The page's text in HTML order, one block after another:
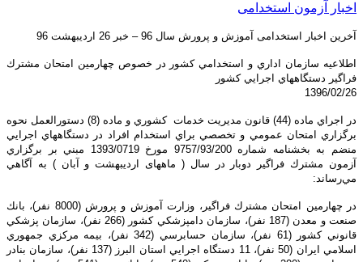
اخبار آزمون استخدامی
آخرین اخبار استخدامی آموزش و پرورش سال 96 – خبر 26 اردیبهشت 96
اطلاعيه سازمان اداري و استخدامي كشور در خصوص چهارمين امتحان مشترك
فراگير دستگاههاي اجرايي كشور
1396/02/26
در اجراي ماده (44) قانون مديريت خدمات كشوري و ماده (8) دستورالعمل نحوه
برگزاري امتحان عمومي و تخصصي براي استخدام افراد در دستگاههاي اجرايي
منضم به بخشنامه شماره 9757/93/200 مورخ 1393/0719 مبني بر برگزاري
آزمون مشترك فراگير دوبار در سال ( ماههای اردیبهشت و آبان ) به آگاهي
مي‌رساند:
در چهارمين امتحان مشترك فراگير، وزارت آموزش و پرورش (8000 نفر)، بانك
صنعت و معدن (187 نفر)، سازمان دامپزشكي كشور (266 نفر)، سازمان پزشكي
قانوني كشور (61 نفر)، سازمان حسابرسي (342 نفر)، بيمه مركزي جمهوري
اسلامي ايران (50 نفر)، 11 دستگاه اجرايي استان البرز (137 نفر)، سازمان بنادر